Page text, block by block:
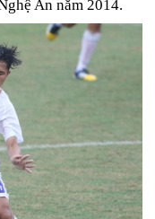
An năm 2014.